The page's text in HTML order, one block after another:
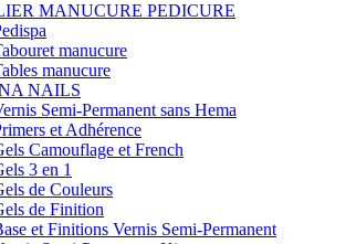
MANUCURE PEDICURE
manucure
manucure
NAILS
Semi-Permanent sans Hema
et Adhérence
Camouflage et French
3 en 1
de Couleurs
de Finition
et Finitions Vernis Semi-Permanent